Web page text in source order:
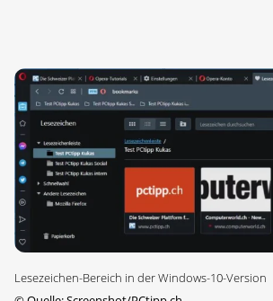
Lesezeichen-Bereich in der Windows-10-Version